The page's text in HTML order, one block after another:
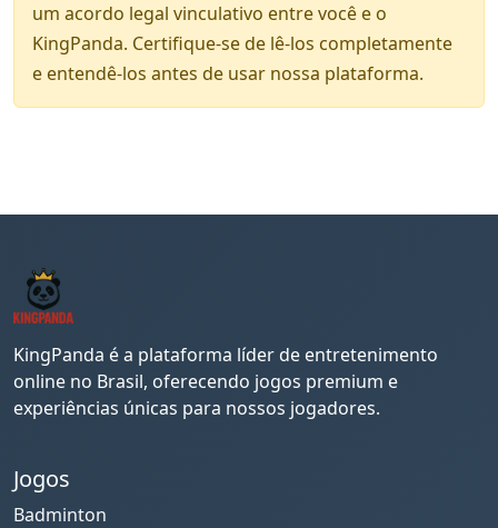
um acordo legal vinculativo entre você e o
KingPanda. Certifique-se de lê-los completamente
e entendê-los antes de usar nossa plataforma.
KingPanda é a plataforma líder de entretenimento
online no Brasil, oferecendo jogos premium e
experiências únicas para nossos jogadores.
Jogos
Badminton